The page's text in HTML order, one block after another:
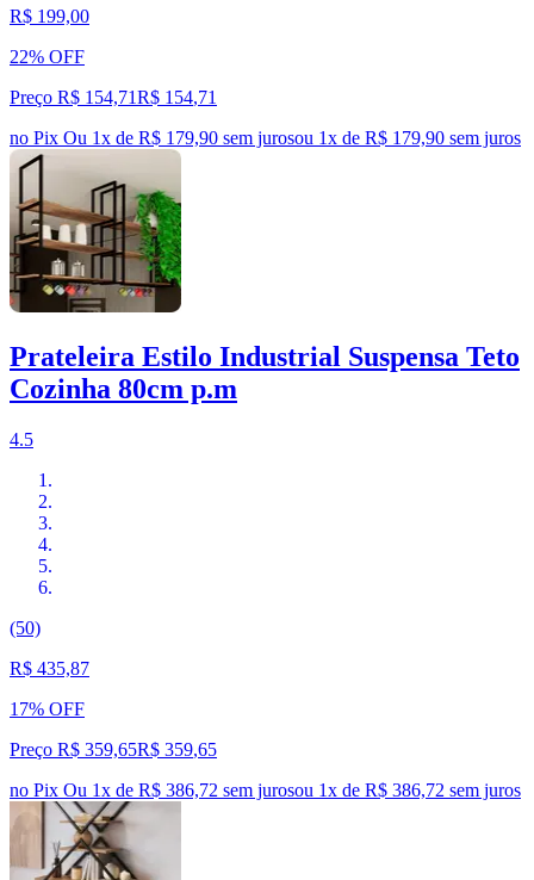
R$ 199,00
22% OFF
Preço R$ 154,71R$ 154,71
no Pix Ou 1x de R$ 179,90 sem jurosou 1x de R$ 179,90 sem juros
Prateleira Estilo Industrial Suspensa Teto
Cozinha 80cm p.m
4.5
(50)
R$ 435,87
17% OFF
Preço R$ 359,65R$ 359,65
no Pix Ou 1x de R$ 386,72 sem jurosou 1x de R$ 386,72 sem juros